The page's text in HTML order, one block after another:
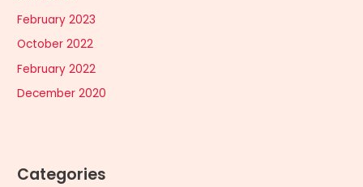
February 2023
October 2022
February 2022
December 2020
Categories